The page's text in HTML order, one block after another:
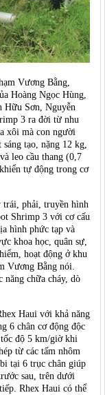
Vương Bằng,
Hoàng Ngọc Hùng,
Hữu Sơn, Nguyễn
3 ra đời từ nhu
xôi mà con người
tạo, nặng 12 kg,
leo cầu thang (0,7
tự động trong cơ
trái, phải, truyền hình
Shrimp 3 với cơ cấu
hình phức tạp và
khoa học, quân sự,
hoạt động ở khu
Vương Bằng nói.
năng chữa cháy, dò
Haui với khả năng
6 chân cơ động độc
độ 5 km/giờ khi
từ các tấm nhôm
tại 6 trục chân giúp
sau, trên dưới
Rhex Haui có thể